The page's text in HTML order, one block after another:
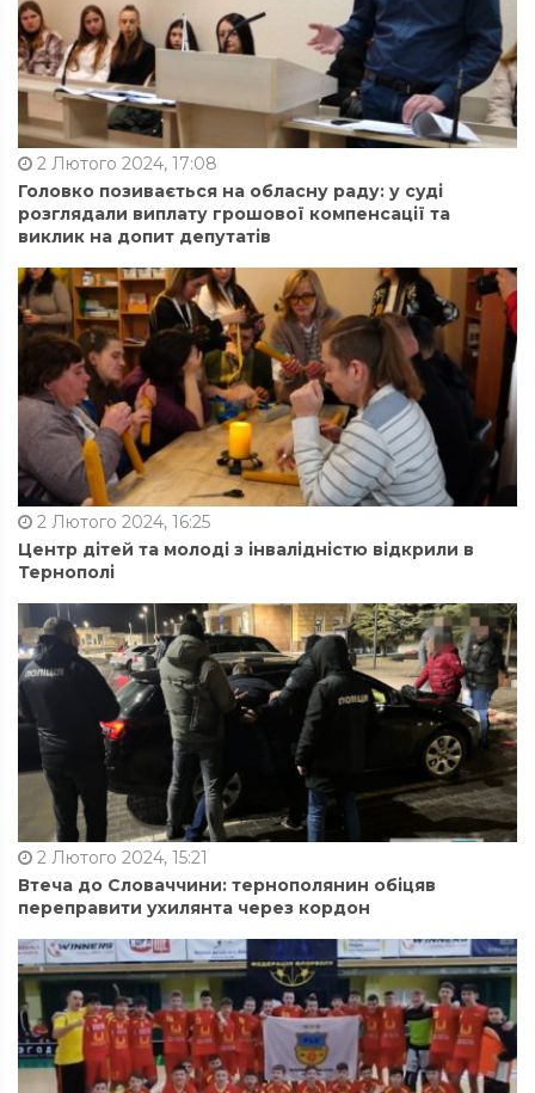
2 Лютого 2024, 17:08
Головко позивається на обласну раду: у суді
розглядали виплату грошової компенсації та
виклик на допит депутатів
2 Лютого 2024, 16:25
Центр дітей та молоді з інвалідністю відкрили в
Тернополі
2 Лютого 2024, 15:21
Втеча до Словаччини: тернополянин обіцяв
переправити ухилянта через кордон